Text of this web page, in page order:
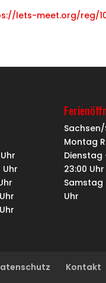
lets-meet.org/reg/
Uhr
Montag
Dienstag
23:00 Uhr
Samstag
Uhr
Kontakt